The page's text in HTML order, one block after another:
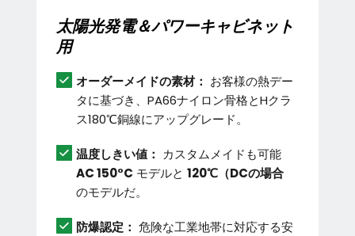
太陽光発電＆パワーキャビネット
用
オーダーメイドの素材： お客様の熱デー
タに基づき、PA66ナイロン骨格とHクラ
ス180℃銅線にアップグレード。
温度しきい値：
AC 150°C モデルと 120℃（DCの場合
のモデルだ。
防爆認定： 危険な工業地帯に対応する安